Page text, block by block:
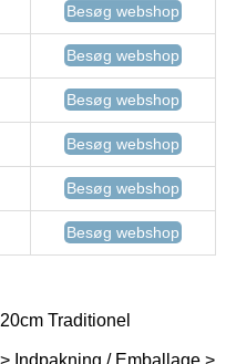
Besøg webshop
Besøg webshop
Besøg webshop
Besøg webshop
Besøg webshop
Besøg webshop
Traditionel
Indpakning / Emballage >